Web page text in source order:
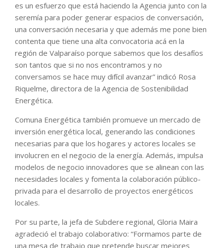
es un esfuerzo que está haciendo la Agencia junto con la
seremía para poder generar espacios de conversación,
una conversación necesaria y que además me pone bien
contenta que tiene una alta convocatoria acá en la
región de Valparaíso porque sabemos que los desafíos
son tantos que si no nos encontramos y no
conversamos se hace muy difícil avanzar” indicó Rosa
Riquelme, directora de la Agencia de Sostenibilidad
Energética.
Comuna Energética también promueve un mercado de
inversión energética local, generando las condiciones
necesarias para que los hogares y actores locales se
involucren en el negocio de la energía. Además, impulsa
modelos de negocio innovadores que se alinean con las
necesidades locales y fomenta la colaboración público-
privada para el desarrollo de proyectos energéticos
locales.
Por su parte, la jefa de Subdere regional, Gloria Maira
agradeció el trabajo colaborativo: “Formamos parte de
una mesa de trabajo que pretende buscar mejores